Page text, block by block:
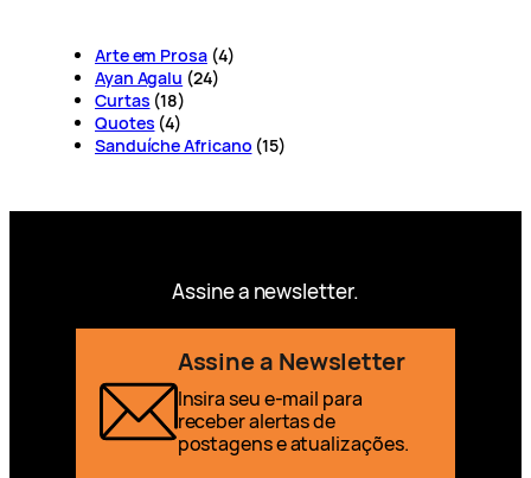
Arte em Prosa(4)
Ayan Agalu (24)
Curtas (18)
Quotes (4)
Sanduíche Africano (15)
Assine a newsletter.
Assine a Newsletter
Insira seu e-mail para
receber alertas de
postagens e atualizações.